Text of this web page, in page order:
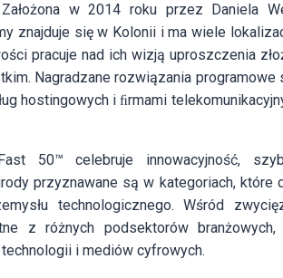
w 2014 roku przez Daniela
znajduje się w Kolonii i ma wiele
pracuje nad ich wizją uproszczenia
Nagradzane rozwiązania
hostingowych i ﬁrmami
50™ celebruje innowacyjność,
przyznawane są w kategoriach, które
technologicznego. Wśród
z różnych podsektorów
i mediów cyfrowych.